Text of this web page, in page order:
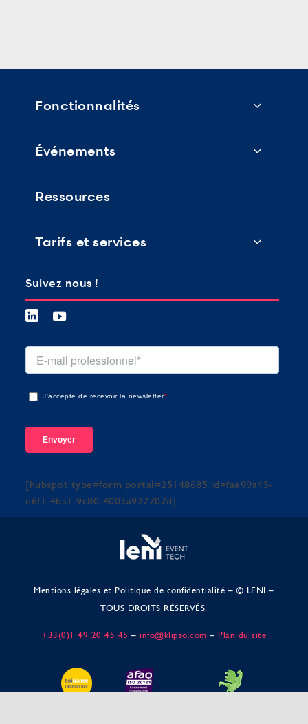
Fonctionnalités
Événements
Ressources
Tarifs et services
Suivez nous !
J'accepte de recevoir la newsletter*
[hubspot type=form portal=25148685 id=fae99a45-
e6f1-4ba1-9c80-4003a927707d]
Mentions légales et Politique de confidentialité – © LENI –
TOUS DROITS RÉSERVÉS.
+33(0)1 49 20 45 45 – info@klipso.com – Plan du site